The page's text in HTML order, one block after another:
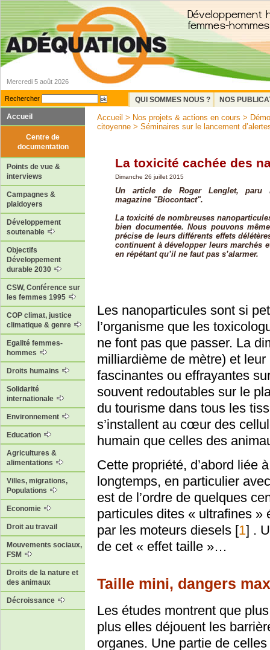
Mercredi 5 août 2026
Rechercher QUI SOMMES NOUS ?
NOS
Accueil
Centre de
documentation
Points de vue &
interviews
Campagnes &
plaidoyers
Développement
soutenable
Objectifs
Développement
durable 2030
CSW, Conférence sur
les femmes 1995
COP climat, justice
climatique & genre
Egalité femmes-
hommes
Droits humains
Solidarité
internationale
Environnement
Education
Agricultures &
alimentations
Villes, migrations,
Populations
Economie
Droit au travail
Mouvements sociaux,
FSM
Droits de la nature et
des animaux
Décroissance
Accueil > Nos projets & actions en cours >
citoyenne > Séminaires sur le lancement
La toxicité cachée des
Dimanche 26 juillet 2015
Un article de Roger Lenglet, paru
magazine "Biocontact".
La toxicité de nombreuses
bien documentée. Nous pouvons
précise de leurs différents effets
continuent à développer leurs marchés
en répétant qu’il ne faut pas s’alarmer.
Les nanoparticules sont si
l’organisme que les
ne font pas que passer. La
milliardième de mètre) et
fascinantes ou effrayantes
souvent redoutables sur le
du tourisme dans tous les
s’installent au cœur des
humain que celles des
Cette propriété, d’abord liée
longtemps, en particulier
est de l’ordre de quelques
particules dites « ultrafines »
par les moteurs diesels [1] .
de cet « effet taille »…
Taille mini, dangers
Les études montrent que
plus elles déjouent les
organes. Une partie de